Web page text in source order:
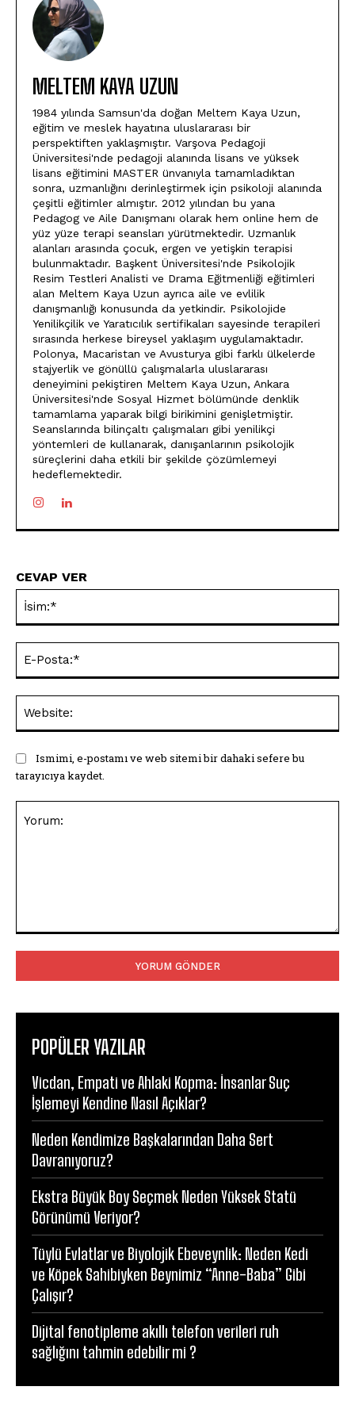
MELTEM KAYA UZUN
1984 yılında Samsun'da doğan Meltem Kaya Uzun,
eğitim ve meslek hayatına uluslararası bir
perspektiften yaklaşmıştır. Varşova Pedagoji
Üniversitesi'nde pedagoji alanında lisans ve yüksek
lisans eğitimini MASTER ünvanıyla tamamladıktan
sonra, uzmanlığını derinleştirmek için psikoloji alanında
çeşitli eğitimler almıştır. 2012 yılından bu yana
Pedagog ve Aile Danışmanı olarak hem online hem de
yüz yüze terapi seansları yürütmektedir. Uzmanlık
alanları arasında çocuk, ergen ve yetişkin terapisi
bulunmaktadır. Başkent Üniversitesi'nde Psikolojik
Resim Testleri Analisti ve Drama Eğitmenliği eğitimleri
alan Meltem Kaya Uzun ayrıca aile ve evlilik
danışmanlığı konusunda da yetkindir. Psikolojide
Yenilikçilik ve Yaratıcılık sertifikaları sayesinde terapileri
sırasında herkese bireysel yaklaşım uygulamaktadır.
Polonya, Macaristan ve Avusturya gibi farklı ülkelerde
stajyerlik ve gönüllü çalışmalarla uluslararası
deneyimini pekiştiren Meltem Kaya Uzun, Ankara
Üniversitesi'nde Sosyal Hizmet bölümünde denklik
tamamlama yaparak bilgi birikimini genişletmiştir.
Seanslarında bilinçaltı çalışmaları gibi yenilikçi
yöntemleri de kullanarak, danışanlarının psikolojik
süreçlerini daha etkili bir şekilde çözümlemeyi
hedeflemektedir.
CEVAP VER
Ismimi, e-postamı ve web sitemi bir dahaki sefere bu
tarayıcıya kaydet.
POPÜLER YAZILAR
Vicdan, Empati ve Ahlaki Kopma: İnsanlar Suç
İşlemeyi Kendine Nasıl Açıklar?
Neden Kendimize Başkalarından Daha Sert
Davranıyoruz?
Ekstra Büyük Boy Seçmek Neden Yüksek Statü
Görünümü Veriyor?
Tüylü Evlatlar ve Biyolojik Ebeveynlik: Neden Kedi
ve Köpek Sahibiyken Beynimiz “Anne-Baba” Gibi
Çalışır?
Dijital fenotipleme akıllı telefon verileri ruh
sağlığını tahmin edebilir mi ?